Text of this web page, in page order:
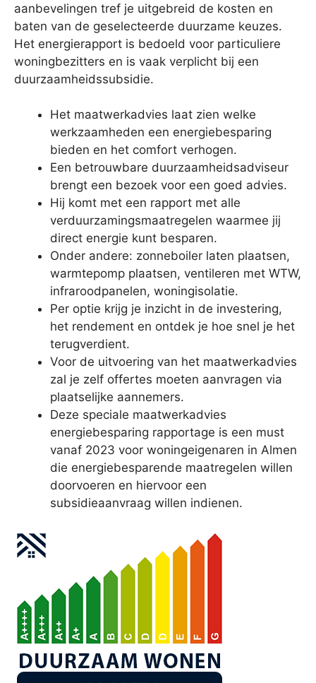
aanbevelingen tref je uitgebreid de kosten en
baten van de geselecteerde duurzame keuzes.
Het energierapport is bedoeld voor particuliere
woningbezitters en is vaak verplicht bij een
duurzaamheidssubsidie.
Het maatwerkadvies laat zien welke
werkzaamheden een energiebesparing
bieden en het comfort verhogen.
Een betrouwbare duurzaamheidsadviseur
brengt een bezoek voor een goed advies.
Hij komt met een rapport met alle
verduurzamingsmaatregelen waarmee jij
direct energie kunt besparen.
Onder andere: zonneboiler laten plaatsen,
warmtepomp plaatsen, ventileren met WTW,
infraroodpanelen, woningisolatie.
Per optie krijg je inzicht in de investering,
het rendement en ontdek je hoe snel je het
terugverdient.
Voor de uitvoering van het maatwerkadvies
zal je zelf offertes moeten aanvragen via
plaatselijke aannemers.
Deze speciale maatwerkadvies
energiebesparing rapportage is een must
vanaf 2023 voor woningeigenaren in Almen
die energiebesparende maatregelen willen
doorvoeren en hiervoor een
subsidieaanvraag willen indienen.